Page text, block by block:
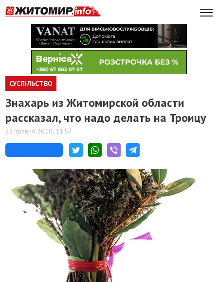
СУСПІЛЬСТВО
Знахарь из Житомирской области
рассказал, что надо делать на Троицу
22 травня 2010, 11:57